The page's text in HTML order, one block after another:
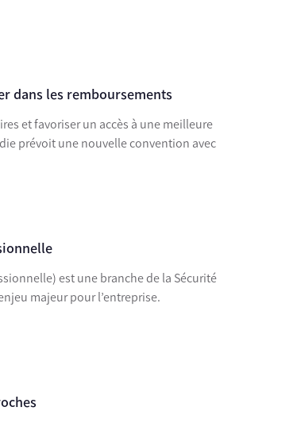
dans les remboursements
et favoriser un accès à une meilleure
prévoit une nouvelle convention avec
est une branche de la Sécurité
majeur pour l’entreprise.